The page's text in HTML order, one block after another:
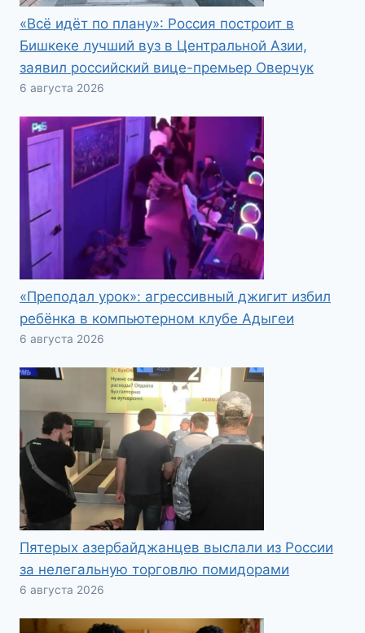
«Всё идёт по плану»: Россия построит в
Бишкеке лучший вуз в Центральной Азии,
заявил российский вице-премьер Оверчук
6 августа 2026
«Преподал урок»: агрессивный джигит избил
ребёнка в компьютерном клубе Адыгеи
6 августа 2026
Пятерых азербайджанцев выслали из России
за нелегальную торговлю помидорами
6 августа 2026